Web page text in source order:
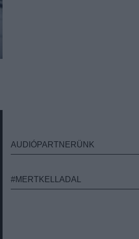
AUDIÓPARTNERÜNK
#MERTKELLADAL